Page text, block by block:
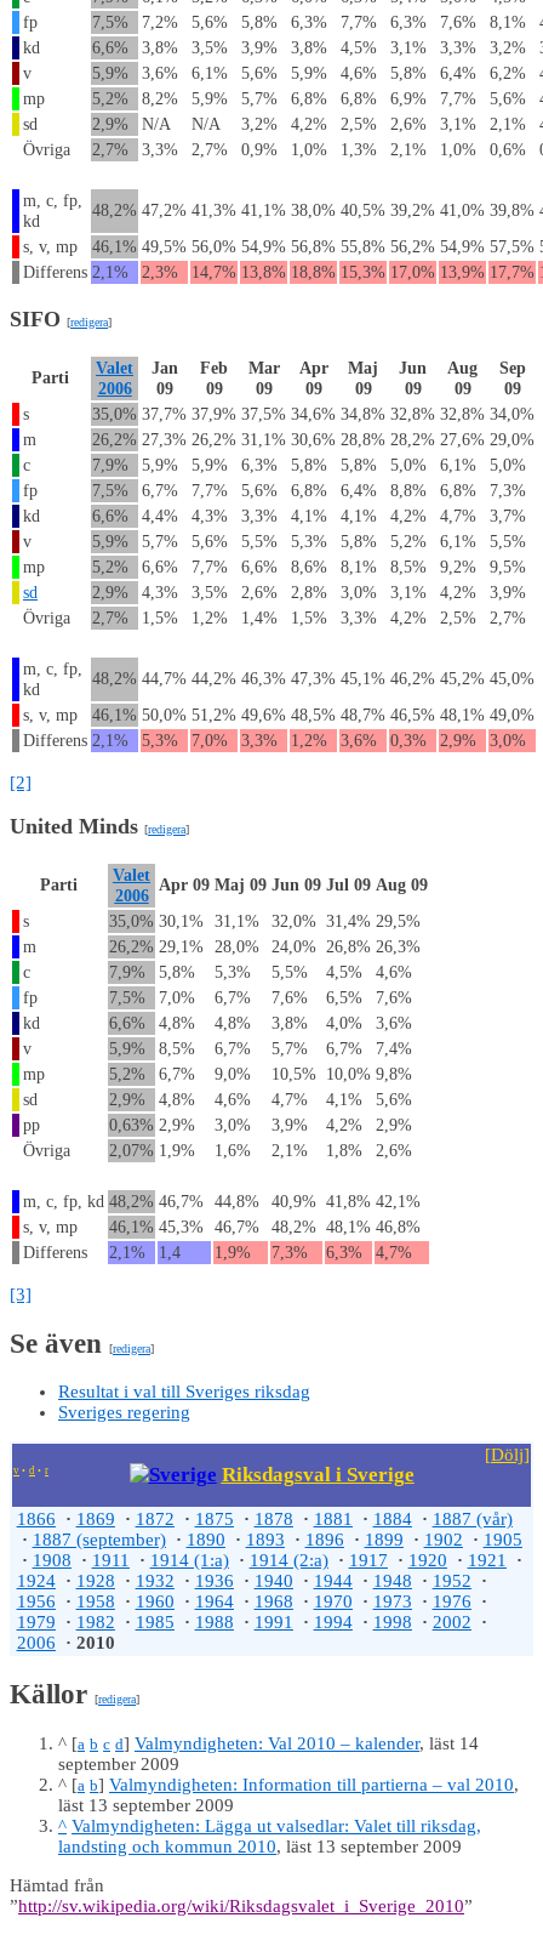
fp
7,5% 7,2% 5,6% 5,8% 6,3% 7,7% 6,3% 7,6% 8,1%
kd
6,6% 3,8% 3,5% 3,9% 3,8% 4,5% 3,1% 3,3% 3,2%
v
5,9% 3,6% 6,1% 5,6% 5,9% 4,6% 5,8% 6,4% 6,2%
mp
5,2% 8,2% 5,9% 5,7% 6,8% 6,8% 6,9% 7,7% 5,6%
sd
2,9% N/A N/A 3,2% 4,2% 2,5% 2,6% 3,1% 2,1%
Övriga
2,7% 3,3% 2,7% 0,9% 1,0% 1,3% 2,1% 1,0% 0,6%
m, c, fp,
kd
48,2% 47,2% 41,3% 41,1% 38,0% 40,5% 39,2% 41,0% 39,8%
s, v, mp
46,1% 49,5% 56,0% 54,9% 56,8% 55,8% 56,2% 54,9% 57,5%
Differens 2,1% 2,3% 14,7% 13,8% 18,8% 15,3% 17,0% 13,9% 17,7%
SIFO [redigera]
Parti
Valet
2006
Jan
09
Feb
09
Mar
09
Apr
09
Maj
09
Jun
09
Aug
09
Sep
09
s
35,0% 37,7% 37,9% 37,5% 34,6% 34,8% 32,8% 32,8% 34,0%
m
26,2% 27,3% 26,2% 31,1% 30,6% 28,8% 28,2% 27,6% 29,0%
c
7,9% 5,9% 5,9% 6,3% 5,8% 5,8% 5,0% 6,1%
5,0%
fp
7,5% 6,7% 7,7% 5,6% 6,8% 6,4% 8,8% 6,8%
7,3%
kd
6,6% 4,4% 4,3% 3,3% 4,1% 4,1% 4,2% 4,7%
3,7%
v
5,9% 5,7% 5,6% 5,5% 5,3% 5,8% 5,2% 6,1%
5,5%
mp
5,2% 6,6% 7,7% 6,6% 8,6% 8,1% 8,5% 9,2%
9,5%
sd
2,9% 4,3% 3,5% 2,6% 2,8% 3,0% 3,1% 4,2%
3,9%
Övriga
2,7% 1,5% 1,2% 1,4% 1,5% 3,3% 4,2% 2,5% 2,7%
m, c, fp,
kd
48,2% 44,7% 44,2% 46,3% 47,3% 45,1% 46,2% 45,2% 45,0%
s, v, mp
46,1% 50,0% 51,2% 49,6% 48,5% 48,7% 46,5% 48,1% 49,0%
Differens 2,1% 5,3% 7,0% 3,3% 1,2% 3,6% 0,3% 2,9% 3,0%
[2]
United Minds [redigera]
Parti
Valet
2006
Apr 09 Maj 09 Jun 09 Jul 09 Aug 09
s
35,0% 30,1% 31,1% 32,0% 31,4% 29,5%
m
26,2% 29,1% 28,0% 24,0% 26,8% 26,3%
c
7,9% 5,8% 5,3% 5,5% 4,5%
4,6%
fp
7,5% 7,0% 6,7% 7,6% 6,5%
7,6%
kd
6,6% 4,8% 4,8% 3,8% 4,0%
3,6%
v
5,9% 8,5% 6,7% 5,7% 6,7%
7,4%
mp
5,2% 6,7% 9,0% 10,5% 10,0% 9,8%
sd
2,9% 4,8% 4,6% 4,7% 4,1%
5,6%
pp
0,63% 2,9% 3,0% 3,9% 4,2%
2,9%
Övriga
2,07% 1,9% 1,6% 2,1% 1,8% 2,6%
m, c, fp, kd 48,2% 46,7% 44,8% 40,9% 41,8% 42,1%
s, v, mp
46,1% 45,3% 46,7% 48,2% 48,1% 46,8%
Differens
2,1% 1,4 1,9% 7,3% 6,3% 4,7%
[3]
Se även [redigera]
Resultat i val till Sveriges riksdag
Sveriges regering
[Dölj]
v • d • r Riksdagsval i Sverige
1866 · 1869 · 1872 · 1875 · 1878 · 1881 · 1884 · 1887 (vår)
· 1887 (september) · 1890 · 1893 · 1896 · 1899 · 1902 · 1905
· 1908 · 1911 · 1914 (1:a) · 1914 (2:a) · 1917 · 1920 · 1921
·
1924 · 1928 · 1932 · 1936 · 1940 · 1944 · 1948 · 1952
·
1956
· 1958 · 1960 · 1964 · 1968 · 1970 · 1973 · 1976
·
1979
· 1982 · 1985 · 1988 · 1991 · 1994 · 1998 · 2002
·
2006
· 2010
Källor [redigera]
^ [a b c d] Valmyndigheten: Val 2010 – kalender, läst 14
september 2009
^ [a b] Valmyndigheten: Information till partierna – val 2010,
läst 13 september 2009
^ Valmyndigheten: Lägga ut valsedlar: Valet till riksdag,
landsting och kommun 2010, läst 13 september 2009
Hämtad från
”http://sv.wikipedia.org/wiki/Riksdagsvalet_i_Sverige_2010”